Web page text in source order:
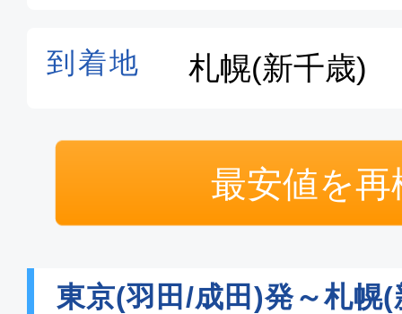
東京(成田)
札幌(
普通席
東京(成田)
札幌(
最安値を再
東京(羽田/成田)発～札幌